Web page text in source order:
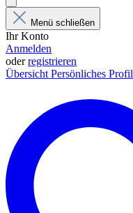
Menü schließen
Ihr Konto
Anmelden
oderregistrieren
Übersicht Persönliches Profil